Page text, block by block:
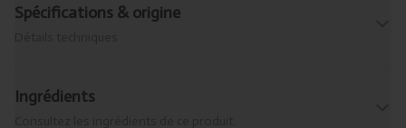
Spécifications & origine
Ingrédients